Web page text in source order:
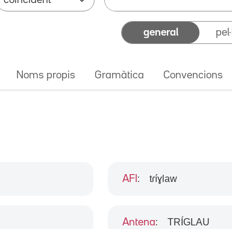
general
Noms propis Gramàtica Convencions
AFI : tɾíɣlaw
Antena: TRÍGLAU